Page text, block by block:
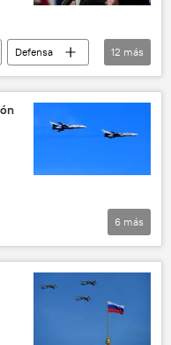
Defensa
Rusia
12 más
aviones
6 más